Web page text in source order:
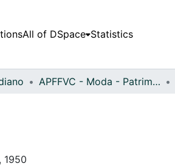
All of DSpace Statistics
APFFVC - Moda - Patrimonial
1950